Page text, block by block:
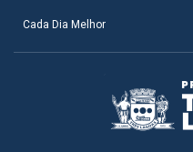
Cada Dia Melhor